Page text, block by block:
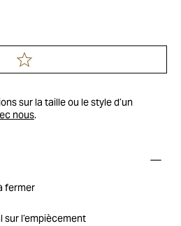
sur la taille ou le style d’un
nous.
fermer
l’empiècement